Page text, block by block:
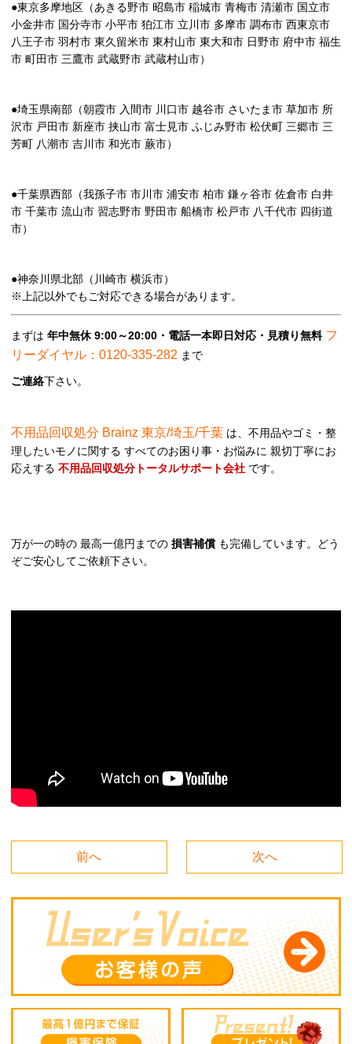
●東京多摩地区（あきる野市 昭島市 稲城市 青梅市 清瀬市 国立市
小金井市 国分寺市 小平市 狛江市 立川市 多摩市 調布市 西東京市
八王子市 羽村市 東久留米市 東村山市 東大和市 日野市 府中市 福生
市 町田市 三鷹市 武蔵野市 武蔵村山市）
●埼玉県南部（朝霞市 入間市 川口市 越谷市 さいたま市 草加市 所
沢市 戸田市 新座市 挟山市 富士見市 ふじみ野市 松伏町 三郷市 三
芳町 八潮市 吉川市 和光市 蕨市）
●千葉県西部（我孫子市 市川市 浦安市 柏市 鎌ヶ谷市 佐倉市 白井
市 千葉市 流山市 習志野市 野田市 船橋市 松戸市 八千代市 四街道
市）
●神奈川県北部（川崎市 横浜市）
※上記以外でもご対応できる場合があります。
まずは 年中無休 9:00～20:00・電話一本即日対応・見積り無料 フ
リーダイヤル：0120-335-282 まで
ご連絡下さい。
不用品回収処分 Brainz 東京/埼玉/千葉 は、不用品やゴミ・整
理したいモノに関する すべてのお困り事・お悩みに 親切丁寧にお
応えする 不用品回収処分トータルサポート会社 です。
万が一の時の 最高一億円までの 損害補償 も完備しています。どう
ぞご安心してご依頼下さい。
前へ 次へ